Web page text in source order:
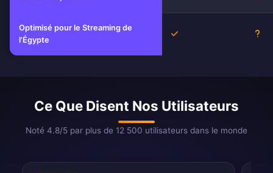
Optimisé pour le Streaming de
l'Égypte
Oui
Ce Que Disent Nos Utilisateurs
Noté 4.8/5 par plus de 12 500 utilisateurs dans le monde